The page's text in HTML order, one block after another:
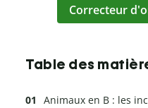
Correcteur
Table des
Animaux en B : les